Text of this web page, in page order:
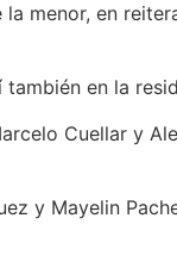
menor, en
en la
Cuellar y
y Mayelin